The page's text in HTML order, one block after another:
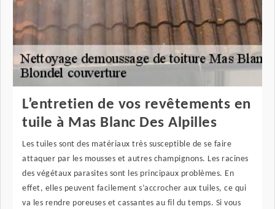
L’entretien de vos revêtements en
tuile à Mas Blanc Des Alpilles
Les tuiles sont des matériaux très susceptible de se faire
attaquer par les mousses et autres champignons. Les racines
des végétaux parasites sont les principaux problèmes. En
effet, elles peuvent facilement s’accrocher aux tuiles, ce qui
va les rendre poreuses et cassantes au fil du temps. Si vous